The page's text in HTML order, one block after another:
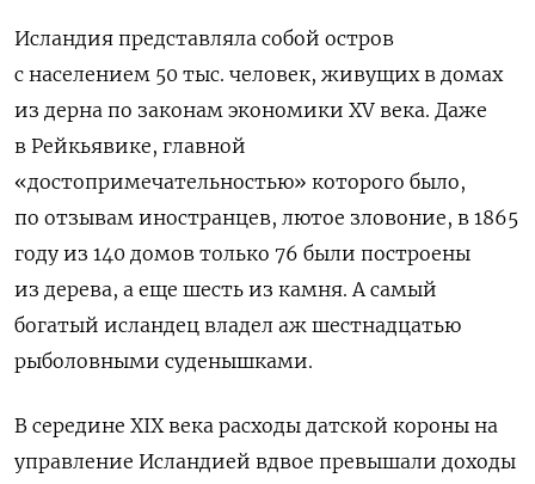
Исландия представляла собой остров
с населением 50 тыс. человек, живущих в домах
из дерна по законам экономики XV века. Даже
в Рейкьявике, главной
«достопримечательностью» которого было,
по отзывам иностранцев, лютое зловоние, в 1865
году из 140 домов только 76 были построены
из дерева, а еще шесть из камня. А самый
богатый исландец владел аж шестнадцатью
рыболовными суденышками.
В середине XIXвека расходы датской короны на
управление Исландией вдвое превышали доходы